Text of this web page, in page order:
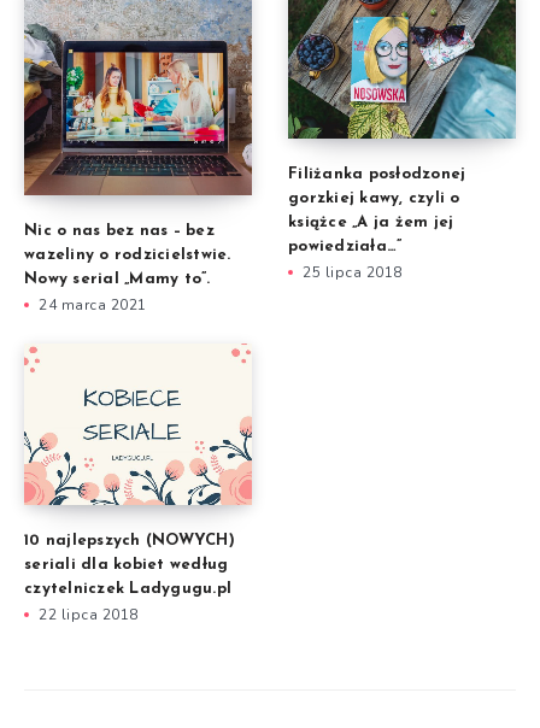
Nic o nas bez nas – bez
wazeliny o rodzicielstwie.
Nowy serial „Mamy to”.
24 marca 2021
Filiżanka posłodzonej
gorzkiej kawy, czyli o
książce „A ja żem jej
powiedziała…”
25 lipca 2018
10 najlepszych (NOWYCH)
seriali dla kobiet według
czytelniczek Ladygugu.pl
22 lipca 2018